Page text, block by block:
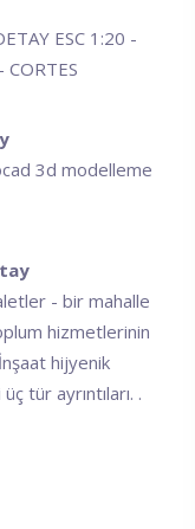
ESC 1:20 -
CORTES
3d modelleme
- bir mahalle
hizmetlerinin
İnşaat hijyenik
tür ayrıntıları. .